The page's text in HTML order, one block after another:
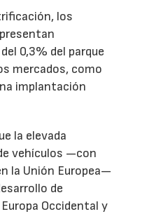
los
0,3% del parque
mercados, como
implantación
la elevada
vehículos —con
la Unión Europea—
de
Occidental y